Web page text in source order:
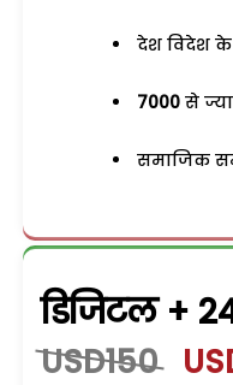
देश विदेश के
7000 से
समाजिक
डिजिटल +
USD150